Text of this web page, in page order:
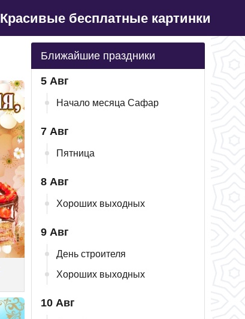
Красивые бесплатные картинки
Ближайшие праздники
5 Авг
Начало месяца Сафар
7 Авг
Пятница
8 Авг
Хороших выходных
9 Авг
День строителя
Хороших выходных
10 Авг